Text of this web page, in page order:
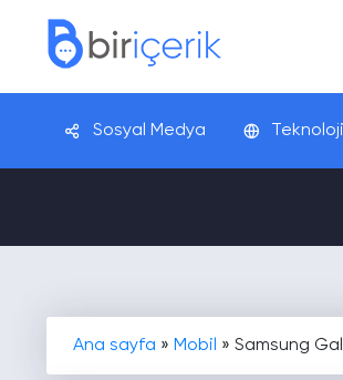
Sosyal Medya Teknoloji
Ana sayfa » Mobil » Samsung